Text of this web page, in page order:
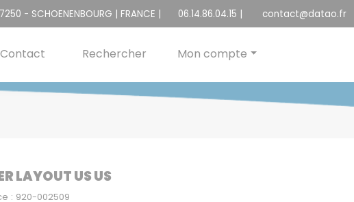
- SCHOENENBOURG | FRANCE | 06.14.86.04.15 | contact@datao.fr
Contact Rechercher Mon compte
LAYOUT US US
: 920-002509